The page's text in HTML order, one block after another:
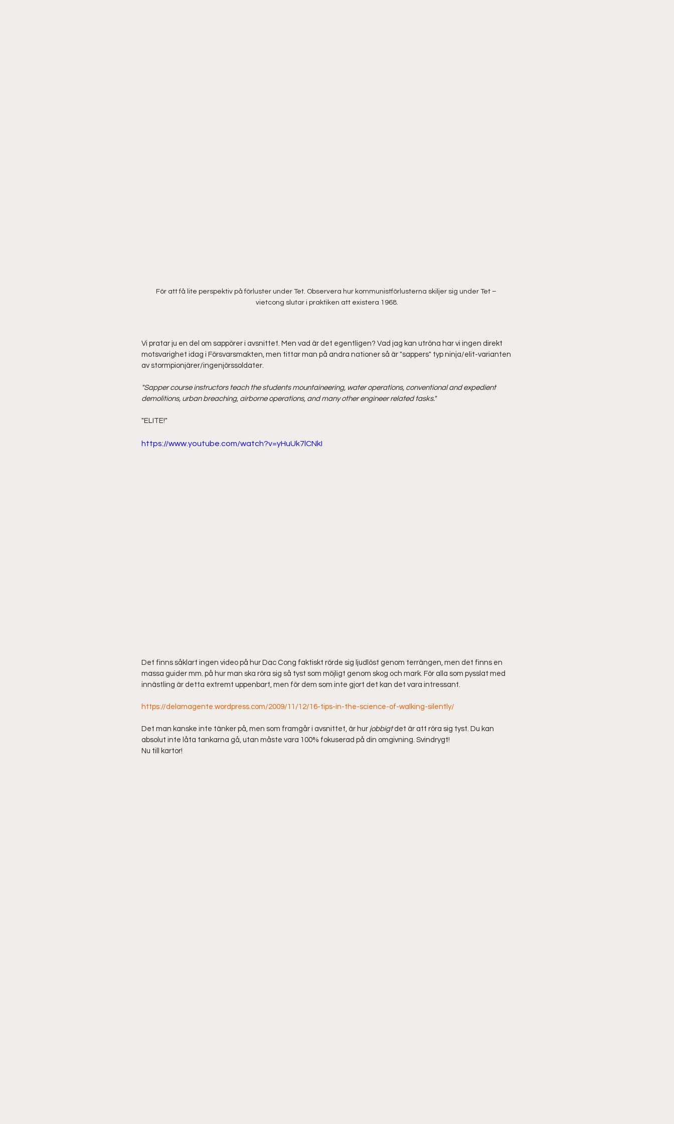
För att få lite perspektiv på förluster under Tet. Observera hur kommunistförlusterna skiljer sig under Tet –
vietcong slutar i praktiken att existera 1968.
Vi pratar ju en del om sappörer i avsnittet. Men vad är det egentligen? Vad jag kan utröna har vi ingen direkt
motsvarighet idag i Försvarsmakten, men tittar man på andra nationer så är "sappers" typ ninja/elit-varianten
av stormpionjärer/ingenjörssoldater.
"Sapper course instructors teach the students mountaineering, water operations, conventional and expedient
demolitions, urban breaching, airborne operations, and many other engineer related tasks."
"ELITE!"
https://www.youtube.com/watch?v=yHuUk7lCNkI
Det finns såklart ingen video på hur Dac Cong faktiskt rörde sig ljudlöst genom terrängen, men det finns en
massa guider mm. på hur man ska röra sig så tyst som möjligt genom skog och mark. För alla som pysslat med
innästling är detta extremt uppenbart, men för dem som inte gjort det kan det vara intressant.
https://delamagente.wordpress.com/2009/11/12/16-tips-in-the-science-of-walking-silently/
Det man kanske inte tänker på, men som framgår i avsnittet, är hur jobbigt det är att röra sig tyst. Du kan
absolut inte låta tankarna gå, utan måste vara 100% fokuserad på din omgivning. Svindrygt!
Nu till kartor!